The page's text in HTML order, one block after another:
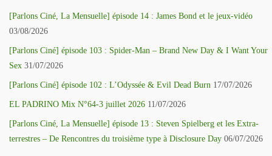
[Parlons Ciné, La Mensuelle] épisode 14 : James Bond et le jeux-vidéo
03/08/2026
[Parlons Ciné] épisode 103 : Spider-Man – Brand New Day & I Want Your
Sex 31/07/2026
[Parlons Ciné] épisode 102 : L’Odyssée & Evil Dead Burn 17/07/2026
EL PADRINO Mix N°64-3 juillet 2026 11/07/2026
[Parlons Ciné, La Mensuelle] épisode 13 : Steven Spielberg et les Extra-
terrestres – De Rencontres du troisième type à Disclosure Day 06/07/2026